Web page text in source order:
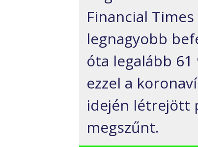
Financial
legnagyobb
óta legalább
ezzel a
idején létrejött
megszűnt.